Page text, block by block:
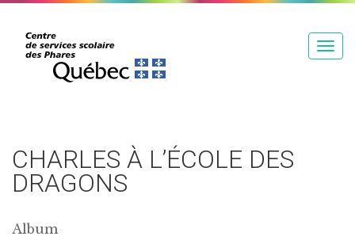
T
CHARLES À L’ÉCOLE DES
DRAGONS
Album